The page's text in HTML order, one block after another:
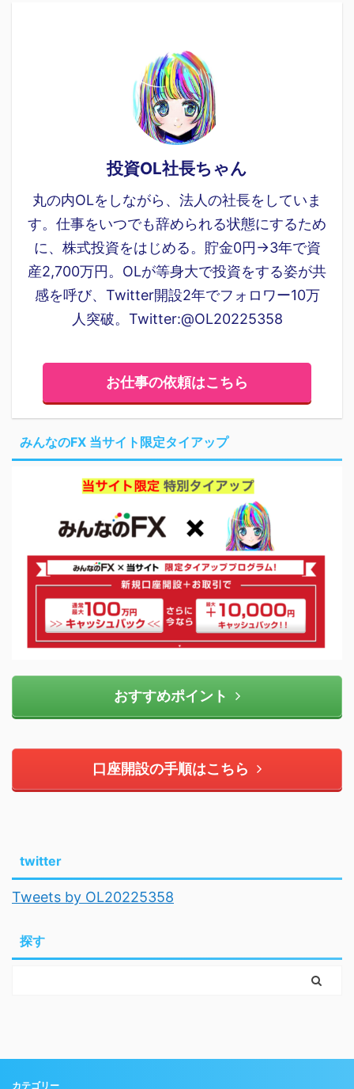
投資OL社長ちゃん
丸の内OLをしながら、法人の社長をしていま
す。仕事をいつでも辞められる状態にするため
に、株式投資をはじめる。貯金0円→3年で資
産2,700万円。OLが等身大で投資をする姿が共
感を呼び、Twitter開設2年でフォロワー10万
人突破。Twitter:@OL20225358
お仕事の依頼はこちら
みんなのFX 当サイト限定タイアップ
おすすめポイント
口座開設の手順はこちら
twitter
Tweets by OL20225358
探す
カテゴリー